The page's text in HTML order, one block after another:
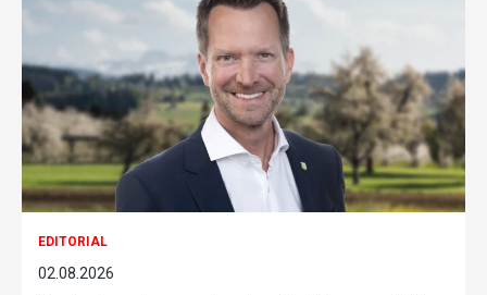
EDITORIAL
02.08.2026